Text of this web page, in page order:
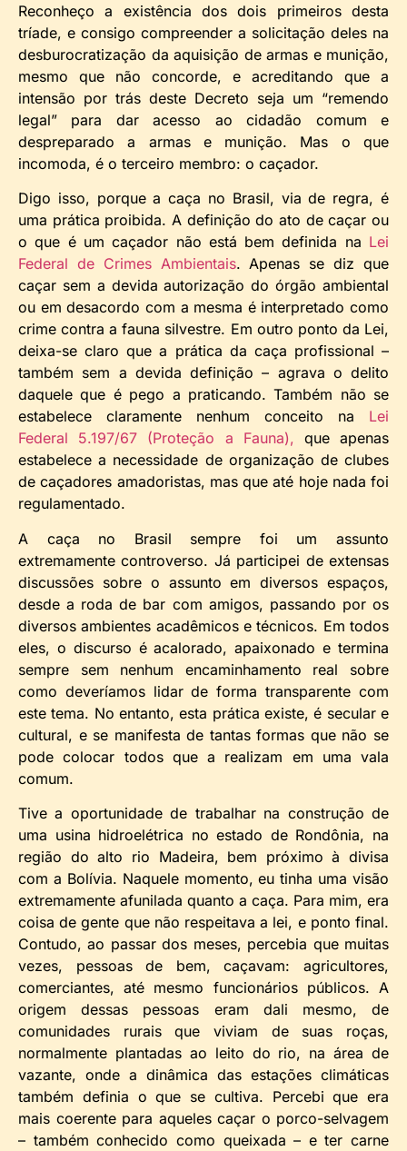
Reconheço a existência dos dois primeiros desta
tríade, e consigo compreender a solicitação deles na
desburocratização da aquisição de armas e munição,
mesmo que não concorde, e acreditando que a
intensão por trás deste Decreto seja um “remendo
legal” para dar acesso ao cidadão comum e
despreparado a armas e munição. Mas o que
incomoda, é o terceiro membro: o caçador.
Digo isso, porque a caça no Brasil, via de regra, é
uma prática proibida. A definição do ato de caçar ou
o que é um caçador não está bem definida na Lei
Federal de Crimes Ambientais. Apenas se diz que
caçar sem a devida autorização do órgão ambiental
ou em desacordo com a mesma é interpretado como
crime contra a fauna silvestre. Em outro ponto da Lei,
deixa-se claro que a prática da caça profissional –
também sem a devida definição – agrava o delito
daquele que é pego a praticando. Também não se
estabelece claramente nenhum conceito na Lei
Federal 5.197/67 (Proteção a Fauna), que apenas
estabelece a necessidade de organização de clubes
de caçadores amadoristas, mas que até hoje nada foi
regulamentado.
A caça no Brasil sempre foi um assunto
extremamente controverso. Já participei de extensas
discussões sobre o assunto em diversos espaços,
desde a roda de bar com amigos, passando por os
diversos ambientes acadêmicos e técnicos. Em todos
eles, o discurso é acalorado, apaixonado e termina
sempre sem nenhum encaminhamento real sobre
como deveríamos lidar de forma transparente com
este tema. No entanto, esta prática existe, é secular e
cultural, e se manifesta de tantas formas que não se
pode colocar todos que a realizam em uma vala
comum.
Tive a oportunidade de trabalhar na construção de
uma usina hidroelétrica no estado de Rondônia, na
região do alto rio Madeira, bem próximo à divisa
com a Bolívia. Naquele momento, eu tinha uma visão
extremamente afunilada quanto a caça. Para mim, era
coisa de gente que não respeitava a lei, e ponto final.
Contudo, ao passar dos meses, percebia que muitas
vezes, pessoas de bem, caçavam: agricultores,
comerciantes, até mesmo funcionários públicos. A
origem dessas pessoas eram dali mesmo, de
comunidades rurais que viviam de suas roças,
normalmente plantadas ao leito do rio, na área de
vazante, onde a dinâmica das estações climáticas
também definia o que se cultiva. Percebi que era
mais coerente para aqueles caçar o porco-selvagem
– também conhecido como queixada – e ter carne